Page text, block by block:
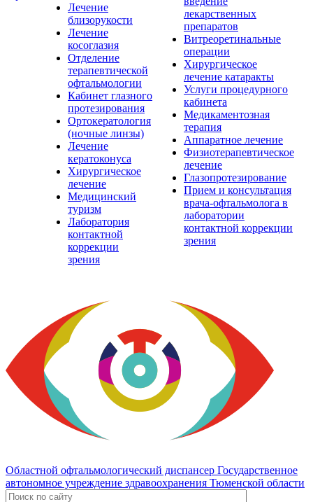
Лечение
близорукости
Лечение
косоглазия
Отделение
терапевтической
офтальмологии
Кабинет глазного
протезирования
Ортокератология
(ночные линзы)
Лечение
кератоконуса
Хирургическое
лечение
Медицинский
туризм
Лаборатория
контактной
коррекции
зрения
лекарственных
препаратов
Витреоретинальные
операции
Хирургическое
лечение катаракты
Услуги процедурного
кабинета
Медикаментозная
терапия
Аппаратное лечение
Физиотерапевтическое
лечение
Глазопротезирование
Прием и консультация
врача-офтальмолога в
лаборатории
контактной коррекции
зрения
Областной офтальмологический диспансер Государственное
автономное учреждение здравоохранения Тюменской области